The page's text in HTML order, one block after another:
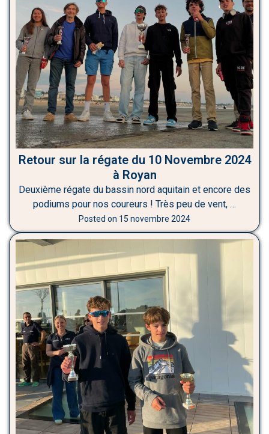
Retour sur la régate du 10 Novembre 2024
à Royan
Deuxième régate du bassin nord aquitain et encore des
podiums pour nos coureurs ! Très peu de vent, …
Posted on 15 novembre 2024